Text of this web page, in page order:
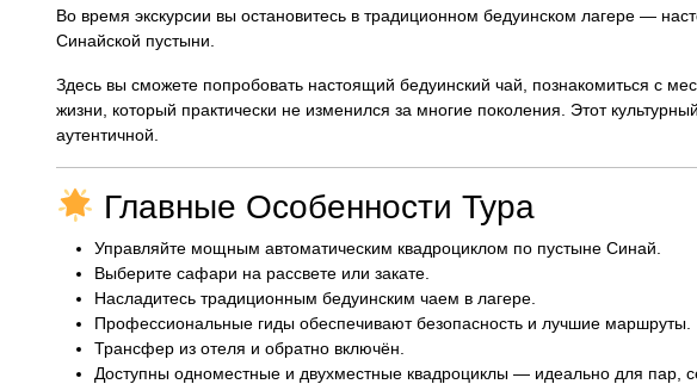
Во время экскурсии вы остановитесь в традиционном бедуинском лагере —
Синайской пустыни.
Здесь вы сможете попробовать настоящий бедуинский чай, познакомиться с
жизни, который практически не изменился за многие поколения. Этот
аутентичной.
Главные Особенности Тура
Управляйте мощным автоматическим квадроциклом по пустыне Синай.
Выберите сафари на рассвете или закате.
Насладитесь традиционным бедуинским чаем в лагере.
Профессиональные гиды обеспечивают безопасность и лучшие маршруты.
Трансфер из отеля и обратно включён.
Доступны одноместные и двухместные квадроциклы — идеально для пар,